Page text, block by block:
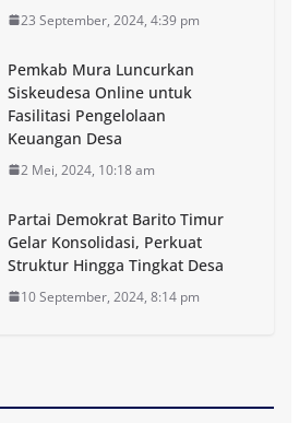
23 September, 2024, 4:39 pm
Pemkab Mura Luncurkan
Siskeudesa Online untuk
Fasilitasi Pengelolaan
Keuangan Desa
2 Mei, 2024, 10:18 am
Partai Demokrat Barito Timur
Gelar Konsolidasi, Perkuat
Struktur Hingga Tingkat Desa
10 September, 2024, 8:14 pm